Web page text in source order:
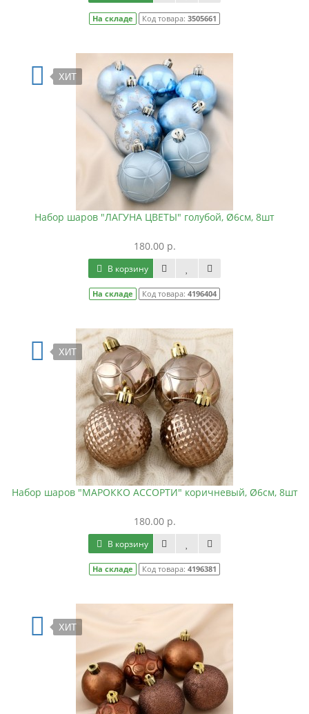
На складе Код товара: 3505661
ХИТ
Набор шаров "ЛАГУНА ЦВЕТЫ" голубой, Ø6см, 8шт
180.00 р.
В корзину
На складе Код товара: 4196404
ХИТ
Набор шаров "МАРОККО АССОРТИ" коричневый, Ø6см, 8шт
180.00 р.
В корзину
На складе Код товара: 4196381
ХИТ